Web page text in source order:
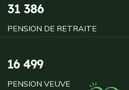
31 386
PENSION DE RETRAITE
16 499
PENSION VEUVE